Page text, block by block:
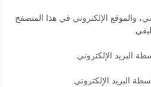
والموقع الإلكتروني في هذا المتصفح
البريد الإلكتروني.
البريد الإلكتروني.